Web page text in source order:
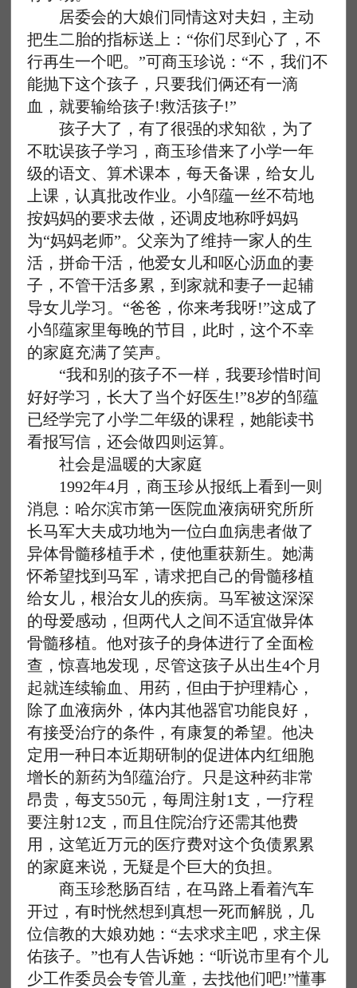
居委会的大娘们同情这对夫妇，主动
把生二胎的指标送上：“你们尽到心了，不
行再生一个吧。”可商玉珍说：“不，我们不
能抛下这个孩子，只要我们俩还有一滴
血，就要输给孩子!救活孩子!”
孩子大了，有了很强的求知欲，为了
不耽误孩子学习，商玉珍借来了小学一年
级的语文、算术课本，每天备课，给女儿
上课，认真批改作业。小邹蕴一丝不苟地
按妈妈的要求去做，还调皮地称呼妈妈
为“妈妈老师”。父亲为了维持一家人的生
活，拼命干活，他爱女儿和呕心沥血的妻
子，不管干活多累，到家就和妻子一起辅
导女儿学习。“爸爸，你来考我呀!”这成了
小邹蕴家里每晚的节目，此时，这个不幸
的家庭充满了笑声。
“我和别的孩子不一样，我要珍惜时间
好好学习，长大了当个好医生!”8岁的邹蕴
已经学完了小学二年级的课程，她能读书
看报写信，还会做四则运算。
社会是温暖的大家庭
1992年4月，商玉珍从报纸上看到一则
消息：哈尔滨市第一医院血液病研究所所
长马军大夫成功地为一位白血病患者做了
异体骨髓移植手术，使他重获新生。她满
怀希望找到马军，请求把自己的骨髓移植
给女儿，根治女儿的疾病。马军被这深深
的母爱感动，但两代人之间不适宜做异体
骨髓移植。他对孩子的身体进行了全面检
查，惊喜地发现，尽管这孩子从出生4个月
起就连续输血、用药，但由于护理精心，
除了血液病外，体内其他器官功能良好，
有接受治疗的条件，有康复的希望。他决
定用一种日本近期研制的促进体内红细胞
增长的新药为邹蕴治疗。只是这种药非常
昂贵，每支550元，每周注射1支，一疗程
要注射12支，而且住院治疗还需其他费
用，这笔近万元的医疗费对这个负债累累
的家庭来说，无疑是个巨大的负担。
商玉珍愁肠百结，在马路上看着汽车
开过，有时恍然想到真想一死而解脱，几
位信教的大娘劝她：“去求求主吧，求主保
佑孩子。”也有人告诉她：“听说市里有个儿
少工作委员会专管儿童，去找他们吧!”懂事